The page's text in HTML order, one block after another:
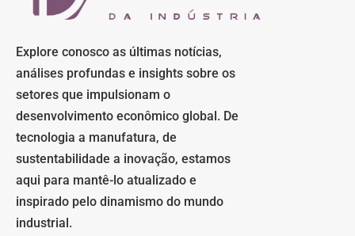
Explore conosco as últimas notícias,
análises profundas e insights sobre os
setores que impulsionam o
desenvolvimento econômico global. De
tecnologia a manufatura, de
sustentabilidade a inovação, estamos
aqui para mantê-lo atualizado e
inspirado pelo dinamismo do mundo
industrial.